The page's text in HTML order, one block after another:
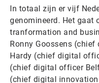
In totaal zijn er vijf
genomineerd. Het gaat
tranformation and
Ronny Goossens
Hardy (chief digital
(chief digital officer
(chief digital